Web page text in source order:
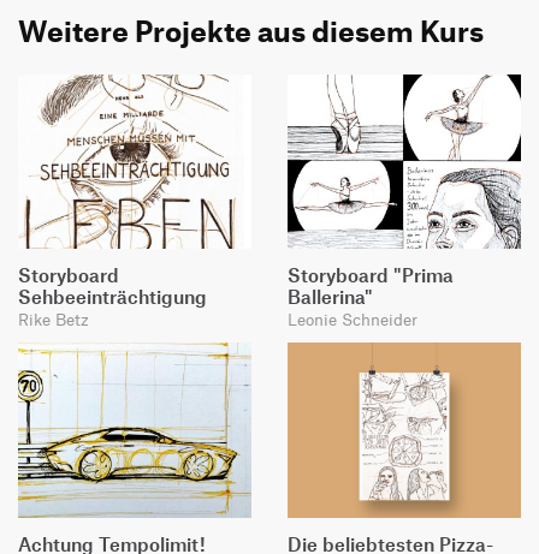
Weitere Projekte aus diesem Kurs
Storyboard
Sehbeeinträchtigung
Rike Betz
Storyboard "Prima
Ballerina"
Leonie Schneider
Achtung Tempolimit!
Die beliebtesten Pizza-